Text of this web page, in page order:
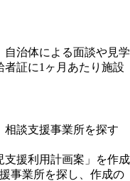
治体による面談や見学
証に1ヶ月あたり施設
相談支援事業所を探す
支援利用計画案」を作成
事業所を探し、作成の